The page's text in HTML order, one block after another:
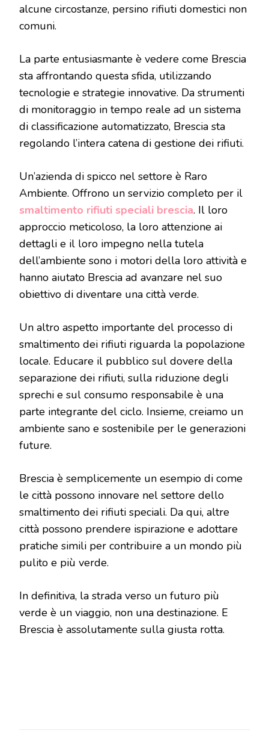
alcune circostanze, persino rifiuti domestici non
comuni.
La parte entusiasmante è vedere come Brescia
sta affrontando questa sfida, utilizzando
tecnologie e strategie innovative. Da strumenti
di monitoraggio in tempo reale ad un sistema
di classificazione automatizzato, Brescia sta
regolando l’intera catena di gestione dei rifiuti.
Un’azienda di spicco nel settore è Raro
Ambiente. Offrono un servizio completo per il
smaltimento rifiuti speciali brescia. Il loro
approccio meticoloso, la loro attenzione ai
dettagli e il loro impegno nella tutela
dell’ambiente sono i motori della loro attività e
hanno aiutato Brescia ad avanzare nel suo
obiettivo di diventare una città verde.
Un altro aspetto importante del processo di
smaltimento dei rifiuti riguarda la popolazione
locale. Educare il pubblico sul dovere della
separazione dei rifiuti, sulla riduzione degli
sprechi e sul consumo responsabile è una
parte integrante del ciclo. Insieme, creiamo un
ambiente sano e sostenibile per le generazioni
future.
Brescia è semplicemente un esempio di come
le città possono innovare nel settore dello
smaltimento dei rifiuti speciali. Da qui, altre
città possono prendere ispirazione e adottare
pratiche simili per contribuire a un mondo più
pulito e più verde.
In definitiva, la strada verso un futuro più
verde è un viaggio, non una destinazione. E
Brescia è assolutamente sulla giusta rotta.